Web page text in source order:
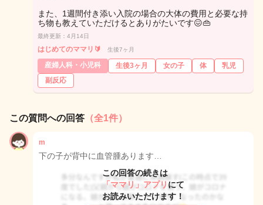
また、1週間付き添い入院の場合の大体の費用と必要な持
ち物も教えていただけるとありがたいです😖👜
最終更新：4月14日
はじめてのママリ🔰 生後7ヶ月
産婦人科・小児科 生後3ヶ月 女の子 体
乳児
副反応
この質問への回答 （全1件）
m
下の子が背中に血管腫あります…
この回答の続きは
「ママリ」アプリ にて
お読みいただけます！